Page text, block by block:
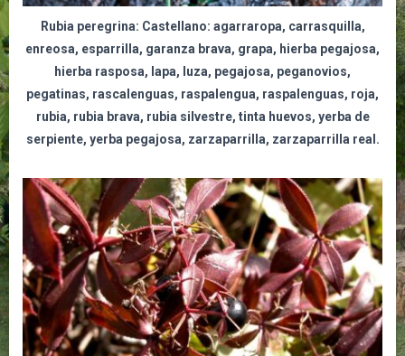
Rubia peregrina: Castellano: agarraropa, carrasquilla,
enreosa, esparrilla, garanza brava, grapa, hierba pegajosa,
hierba rasposa, lapa, luza, pegajosa, peganovios,
pegatinas, rascalenguas, raspalengua, raspalenguas, roja,
rubia, rubia brava, rubia silvestre, tinta huevos, yerba de
serpiente, yerba pegajosa, zarzaparrilla, zarzaparrilla real.